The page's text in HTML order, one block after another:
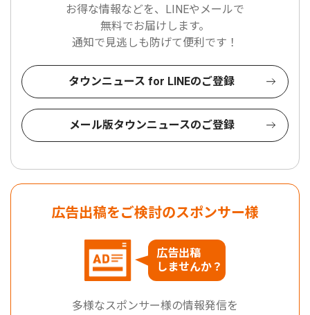
お得な情報などを、LINEやメールで
無料でお届けします。
通知で見逃しも防げて便利です！
タウンニュース for LINEのご登録
メール版タウンニュースのご登録
広告出稿をご検討のスポンサー様
広告出稿
しませんか？
多様なスポンサー様の情報発信を